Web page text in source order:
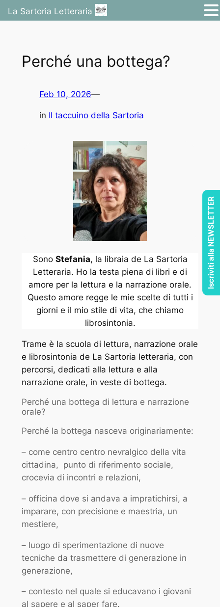
contenuto
Perché una bottega?
Feb 10, 2026—
in Il taccuino della Sartoria
Sono Stefania, la libraia de La Sartoria
Letteraria. Ho la testa piena di libri e di
amore per la lettura e la narrazione orale.
Questo amore regge le mie scelte di tutti i
giorni e il mio stile di vita, che chiamo
librosintonia.
Trame è la scuola di lettura, narrazione orale
e librosintonia de La Sartoria letteraria, con
percorsi, dedicati alla lettura e alla
narrazione orale, in veste di bottega.
Perché una bottega di lettura e narrazione
orale?
Perché la bottega nasceva originariamente:
– come centro centro nevralgico della vita
cittadina, punto di riferimento sociale,
crocevia di incontri e relazioni,
– officina dove si andava a impratichirsi, a
imparare, con precisione e maestria, un
mestiere,
– luogo di sperimentazione di nuove
tecniche da trasmettere di generazione in
generazione,
– contesto nel quale si educavano i giovani
al sapere e al saper fare.
La Sartoria Letteraria
Iscriviti alla NEWSLETTER